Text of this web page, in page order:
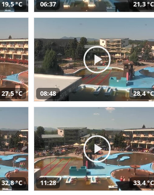
19,5 °C 06:37 21,3 °C
27,5 °C 08:48 28,4 °C
32,8 °C 11:28 33,4 °C